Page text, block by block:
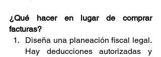
¿Qué hacer en lugar de comprar
facturas?
Diseña una planeación fiscal legal.
Hay deducciones autorizadas y